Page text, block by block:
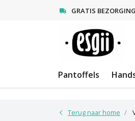
GRATIS
Pantoffels
Terug naar home